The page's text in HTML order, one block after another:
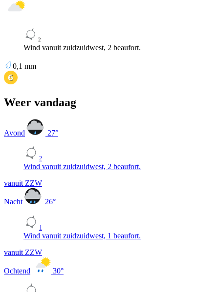
2
Wind vanuit zuidzuidwest, 2 beaufort.
0,1 mm
Weer vandaag
Avond 27°
2
Wind vanuit zuidzuidwest, 2 beaufort.
vanuit ZZW
Nacht 26°
1
Wind vanuit zuidzuidwest, 1 beaufort.
vanuit ZZW
Ochtend 30°